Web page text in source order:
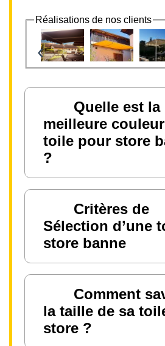
Réalisations de nos clients
‹
Quelle est la
meilleure
toile pour store
?
Critères de
Sélection d’une
store banne
Comment
la taille de sa
store ?